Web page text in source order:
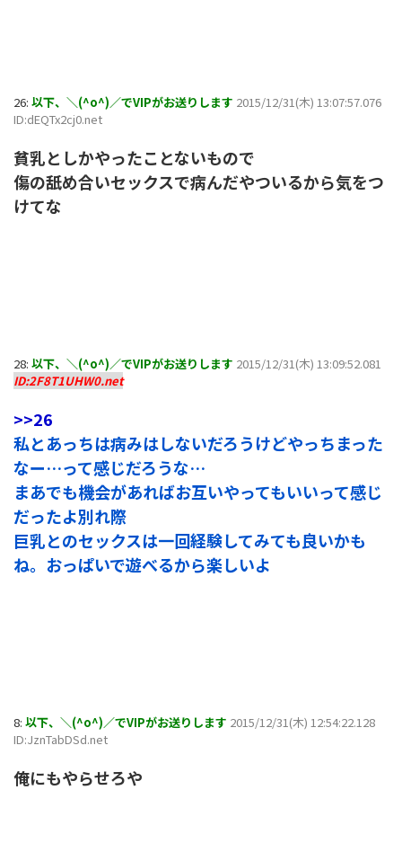
26: 以下、＼(^o^)／でVIPがお送りします 2015/12/31(木) 13:07:57.076
ID:dEQTx2cj0.net
貧乳としかやったことないもので
傷の舐め合いセックスで病んだやついるから気をつ
けてな
28: 以下、＼(^o^)／でVIPがお送りします 2015/12/31(木) 13:09:52.081
ID:2F8T1UHW0.net
>>26
私とあっちは病みはしないだろうけどやっちまった
なー…って感じだろうな…
まあでも機会があればお互いやってもいいって感じ
だったよ別れ際
巨乳とのセックスは一回経験してみても良いかも
ね。おっぱいで遊べるから楽しいよ
8: 以下、＼(^o^)／でVIPがお送りします 2015/12/31(木) 12:54:22.128
ID:JznTabDSd.net
俺にもやらせろや